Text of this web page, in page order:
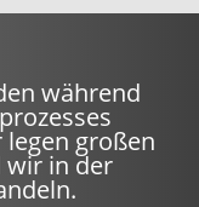
während
großen
wir in der